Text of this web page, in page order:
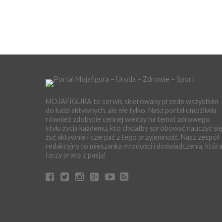
MOJAFIGURA to serwis skierowany przede wszystkim
do ludzi aktywnych, ale nie tylko. Nasz portal umożliwia
również zdobycie cennej wiedzy na temat zdrowego
stylu życia każdemu, kto chciałby spróbować nauczyć się
żyć aktywnie i czerpać z tego przyjemność. Nasz zespół
redakcyjny to mieszanka młodości i doświadczenia, która
łączy pracę z pasją!